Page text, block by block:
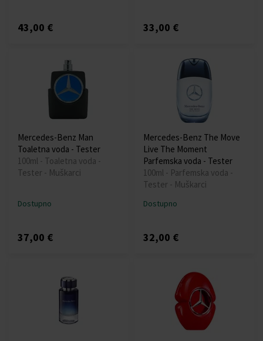
43,00 € 33,00 €
Mercedes-Benz Man
Toaletna voda - Tester
100ml - Toaletna voda -
Tester - Muškarci
Dostupno
37,00 €
Mercedes-Benz The Move
Live The Moment
Parfemska voda - Tester
100ml - Parfemska voda -
Tester - Muškarci
Dostupno
32,00 €